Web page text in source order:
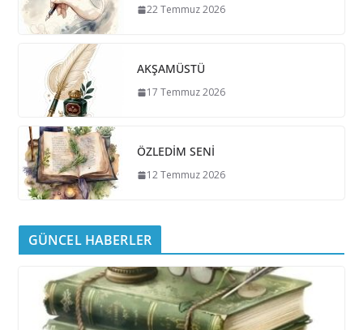
22 Temmuz 2026
AKŞAMÜSTÜ
17 Temmuz 2026
ÖZLEDİM SENİ
12 Temmuz 2026
GÜNCEL HABERLER